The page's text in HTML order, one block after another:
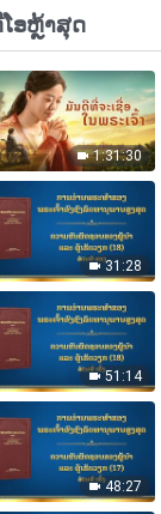
ອຫຼ້າສຸດ
1:31:30
31:28
51:14
48:27